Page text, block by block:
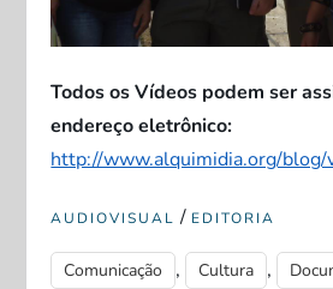
Todos os Vídeos podem ser
endereço eletrônico:
http://www.alquimidia.org/
AUDIOVISUAL / EDITORIA
Comunicação , Cultura ,